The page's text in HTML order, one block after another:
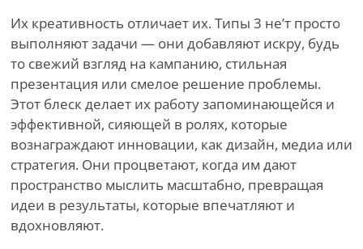
Их креативность отличает их. Типы 3 не’т просто
выполняют задачи — они добавляют искру, будь
то свежий взгляд на кампанию, стильная
презентация или смелое решение проблемы.
Этот блеск делает их работу запоминающейся и
эффективной, сияющей в ролях, которые
вознаграждают инновации, как дизайн, медиа или
стратегия. Они процветают, когда им дают
пространство мыслить масштабно, превращая
идеи в результаты, которые впечатляют и
вдохновляют.